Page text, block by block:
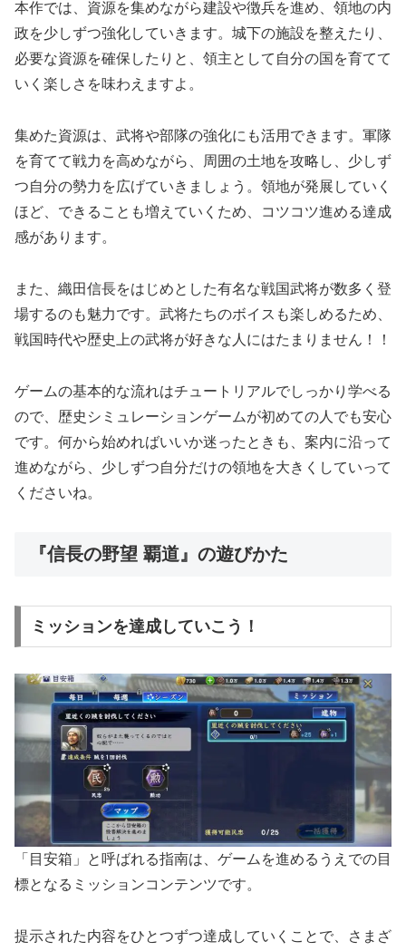
本作では、資源を集めながら建設や徴兵を進め、領地の内
政を少しずつ強化していきます。城下の施設を整えたり、
必要な資源を確保したりと、領主として自分の国を育てて
いく楽しさを味わえますよ。
集めた資源は、武将や部隊の強化にも活用できます。軍隊
を育てて戦力を高めながら、周囲の土地を攻略し、少しず
つ自分の勢力を広げていきましょう。領地が発展していく
ほど、できることも増えていくため、コツコツ進める達成
感があります。
また、織田信長をはじめとした有名な戦国武将が数多く登
場するのも魅力です。武将たちのボイスも楽しめるため、
戦国時代や歴史上の武将が好きな人にはたまりません！！
ゲームの基本的な流れはチュートリアルでしっかり学べる
ので、歴史シミュレーションゲームが初めての人でも安心
です。何から始めればいいか迷ったときも、案内に沿って
進めながら、少しずつ自分だけの領地を大きくしていって
くださいね。
『信長の野望 覇道』の遊びかた
ミッションを達成していこう！
「目安箱」と呼ばれる指南は、ゲームを進めるうえでの目
標となるミッションコンテンツです。
提示された内容をひとつずつ達成していくことで、さまざ